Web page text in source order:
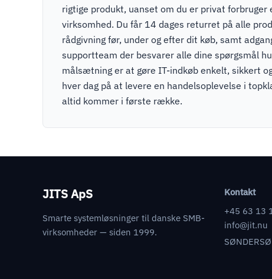
rigtige produkt, uanset om du er privat forbruger
virksomhed. Du får 14 dages returret på alle
rådgivning før, under og efter dit køb, samt
supportteam der besvarer alle dine spørgsmål
målsætning er at gøre IT-indkøb enkelt, sikkert
hver dag på at levere en handelsoplevelse i
altid kommer i første række.
JITS ApS
Smarte systemløsninger til danske SMB-
virksomheder — siden 1999.
Kontakt
+45 63 13
info@jit.nu
SØNDERSØ